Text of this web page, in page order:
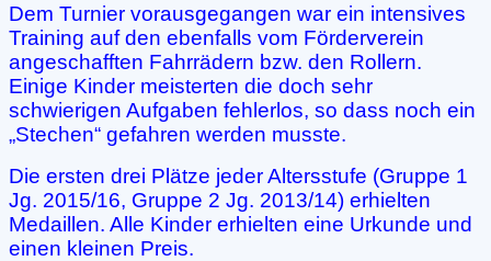
Dem Turnier vorausgegangen war ein intensives
Training auf den ebenfalls vom Förderverein
angeschafften Fahrrädern bzw. den Rollern.
Einige Kinder meisterten die doch sehr
schwierigen Aufgaben fehlerlos, so dass noch ein
„Stechen“ gefahren werden musste.
Die ersten drei Plätze jeder Altersstufe (Gruppe 1
Jg. 2015/16, Gruppe 2 Jg. 2013/14) erhielten
Medaillen. Alle Kinder erhielten eine Urkunde und
einen kleinen Preis.